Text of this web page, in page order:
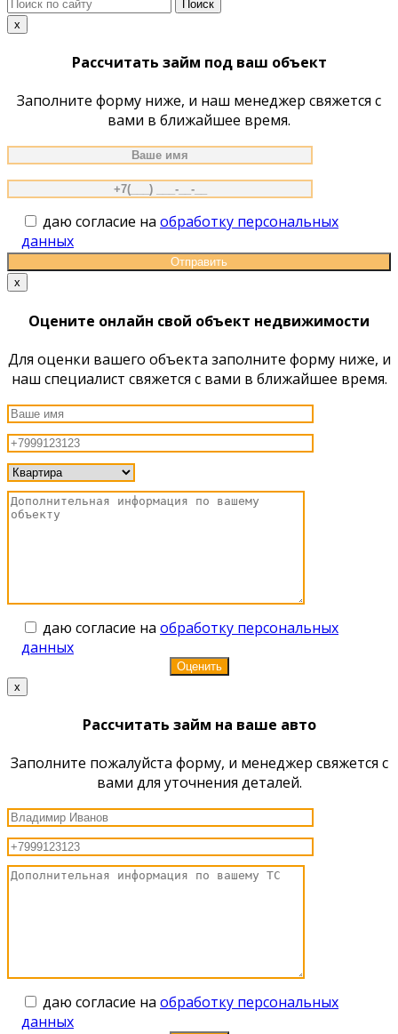
по
x
Рассчитать займ под ваш объект
Заполните форму ниже, и наш менеджер свяжется с
вами в ближайшее время.
даю согласие на обработку персональных
данных
x
Оцените онлайн свой объект недвижимости
Для оценки вашего объекта заполните форму ниже, и
наш специалист свяжется с вами в ближайшее время.
даю согласие на обработку персональных
данных
x
Рассчитать займ на ваше авто
Заполните пожалуйста форму, и менеджер свяжется с
вами для уточнения деталей.
даю согласие на обработку персональных
данных